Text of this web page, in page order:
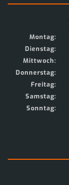
Montag:
Dienstag:
Mittwoch:
Donnerstag:
Freitag:
Samstag:
Sonntag: